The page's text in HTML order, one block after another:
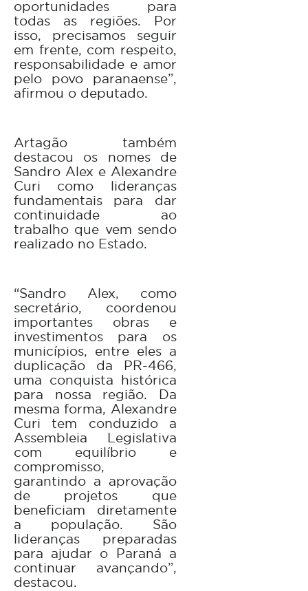
oportunidades para
todas as regiões. Por
isso, precisamos seguir
em frente, com respeito,
responsabilidade e amor
pelo povo paranaense”,
afirmou o deputado.
Artagão também
destacou os nomes de
Sandro Alex e Alexandre
Curi como lideranças
fundamentais para dar
continuidade ao
trabalho que vem sendo
realizado no Estado.
“Sandro Alex, como
secretário, coordenou
importantes obras e
investimentos para os
municípios, entre eles a
duplicação da PR-466,
uma conquista histórica
para nossa região. Da
mesma forma, Alexandre
Curi tem conduzido a
Assembleia Legislativa
com equilíbrio e
compromisso,
garantindo a aprovação
de projetos que
beneficiam diretamente
a população. São
lideranças preparadas
para ajudar o Paraná a
continuar avançando”,
destacou.